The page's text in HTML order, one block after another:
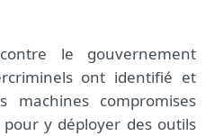
le gouvernement
ont identifié et
machines compromises
y déployer des outils